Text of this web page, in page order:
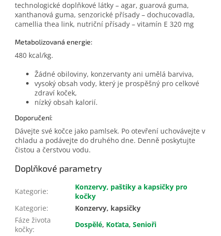
technologické doplňkové látky – agar, guarová guma,
xanthanová guma, senzorické přísady – dochucovadla,
camellia thea link, nutriční přísady – vitamín E 320 mg
Metabolizovaná energie:
480 kcal/kg.
Žádné obiloviny, konzervanty ani umělá barviva,
vysoký obsah vody, který je prospěšný pro celkové
zdraví koček,
nízký obsah kalorií.
Doporučení:
Dávejte své kočce jako pamlsek. Po otevření uchovávejte v
chladu a podávejte do druhého dne. Denně poskytujte
čistou a čerstvou vodu.
Doplňkové parametry
Kategorie:
Konzervy, paštiky a kapsičky pro
kočky
Kategorie:
Konzervy, kapsičky
Fáze života
kočky:
Dospělé, Koťata, Senioři